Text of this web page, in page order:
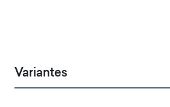
Variantes